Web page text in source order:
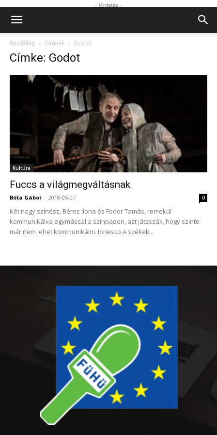
- Hirdetés -
Kezdőlap Címkék Godot
Címke: Godot
Kultúra
Fuccs a világmegváltásnak
Bóta Gábor - 2018-05-07 0
Két nagy színész, Béres Ilona és Fodor Tamás, remekül
kommunikálva egymással a színpadon, azt játsszák, hogy szinte
már nem lehet kommunikálni. Ionesco A székek...